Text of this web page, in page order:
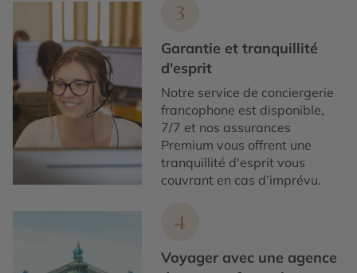
3
Garantie et tranquillité
d'esprit
Notre service de conciergerie
francophone est disponible,
7/7 et nos assurances
Premium vous offrent une
tranquillité d'esprit vous
couvrant en cas d’imprévu.
4
Voyager avec une agence